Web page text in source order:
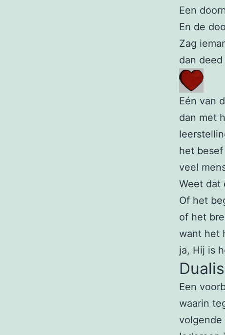
Een
En de
Zag
dan
Eén van
dan met
het
veel
Weet dat
Of het
of het
want het
ja, Hij is
Een
waarin
volgende